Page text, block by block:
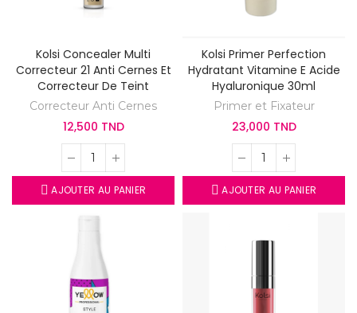
Kolsi Concealer Multi
Correcteur 21 Anti Cernes Et
Correcteur De Teint
Correcteur Anti Cernes
12,500 TND
AJOUTER AU PANIER
Kolsi Primer Perfection
Hydratant Vitamine E Acide
Hyaluronique 30ml
Primer et Fixateur
23,000 TND
AJOUTER AU PANIER